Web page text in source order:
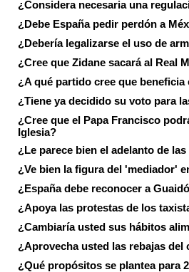
¿Considera necesaria una
¿Debe España pedir perdón a
¿Debería legalizarse el uso de
¿Cree que Zidane sacará al Real
¿A qué partido cree que
¿Tiene ya decidido su voto para
¿Cree que el Papa Francisco
Iglesia?
¿Le parece bien el adelanto de
¿Ve bien la figura del 'mediador'
¿España debe reconocer a
¿Apoya las protestas de los
¿Cambiaría usted sus hábitos
¿Aprovecha usted las rebajas del
¿Qué propósitos se plantea para